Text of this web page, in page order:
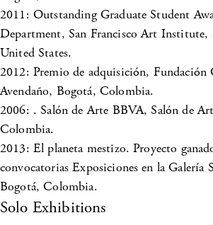
2011: Outstanding Graduate Student
Department, San Francisco Art Institute,
United States.
2012: Premio de adquisición, Fundación
Avendaño, Bogotá, Colombia.
2006: . Salón de Arte BBVA, Salón de
Colombia.
2013: El planeta mestizo. Proyecto
convocatorias Exposiciones en la Galería
Bogotá, Colombia.
Solo Exhibitions